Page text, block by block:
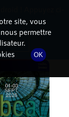
site, vous
permettre
OK